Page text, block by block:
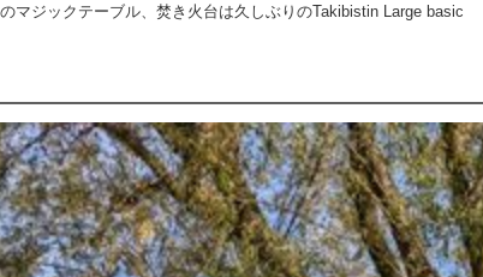
マジックテーブル、焚き火台は久しぶりのTakibistin Large basic